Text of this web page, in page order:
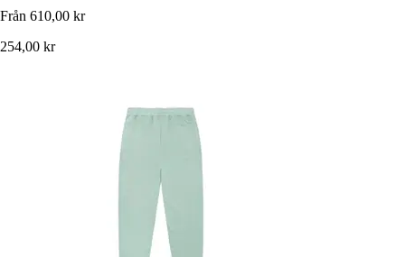
Från 610,00 kr
254,00 kr